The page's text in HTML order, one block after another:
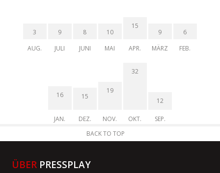
3
AUG.
9
JULI
8
JUNI
10
MAI
15
APR.
9
MÄRZ
6
FEB.
16
JAN.
15
DEZ.
19
NOV.
32
OKT.
12
SEP.
BACK TO TOP
ÜBER PRESSPLAY